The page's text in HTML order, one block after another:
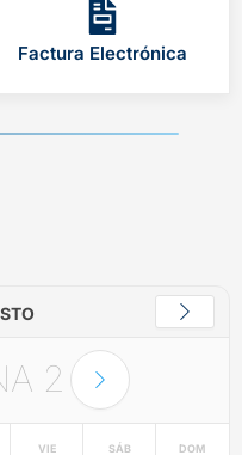
Factura Electrónica
2
VIE SÁB DOM